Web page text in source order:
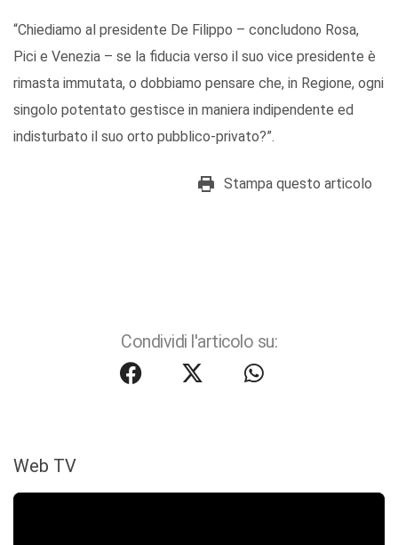
“Chiediamo al presidente De Filippo – concludono Rosa,
Pici e Venezia – se la fiducia verso il suo vice presidente è
rimasta immutata, o dobbiamo pensare che, in Regione, ogni
singolo potentato gestisce in maniera indipendente ed
indisturbato il suo orto pubblico-privato?”.
Stampa questo articolo
Condividi l'articolo su:
Web TV